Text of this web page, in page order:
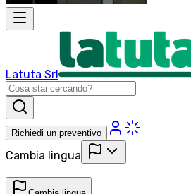
Latuta Srl
Richiedi un preventivo
Cambia lingua